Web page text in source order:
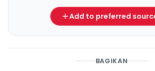
Add to preferred
BAGIKAN